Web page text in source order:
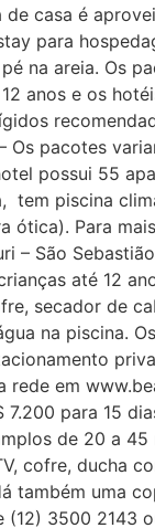
de casa é
para
na areia. Os
anos e os
Os pacotes
possui 55
tem piscina
ótica). Para
– São
até 12
secador de
na piscina.
rede em
7.200 para 15
de 20 a
cofre, ducha
também uma
(12) 3500 2143